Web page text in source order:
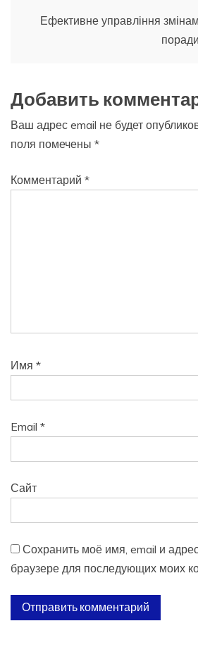
записям
Ефективне управління
Добавить
Ваш адрес email не будет
поля помечены *
Комментарий *
Имя *
Email *
Сайт
Сохранить моё имя, email и
браузере для последующих моих